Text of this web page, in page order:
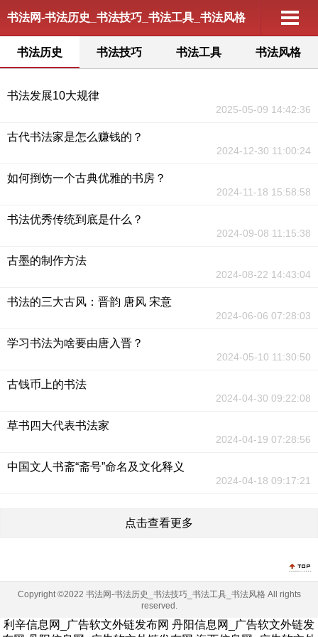
书法网-书法历史_书法技巧_书法工具_书法风格
书法历史 书法技巧 书法工具 书法风格
书法发展10大规律
2025-05-09 14:42:36
古代书法家是怎么赚钱的？
2024-12-30 11:00:24
如何捯饬一个古典优雅的书房？
2024-11-18 15:58:58
书法优秀传统到底是什么？
2024-09-08 11:15:38
古墨的制作方法
2024-08-22 14:43:04
书法的三大古风：晋韵 唐风 宋意
2024-06-06 07:28:03
学习书法为啥要由唐入晋？
2024-05-10 11:30:50
古钱币上的书法
2024-04-30 09:22:08
草书四大代表书法家
2024-04-19 07:28:56
中国文人书斋“斋号”命名及文化释义
2024-04-18 09:17:21
点击查看更多
Copyright ©2022 书法网-书法历史_书法技巧_书法工具_书法风格 All rights
reserved.
利辛信息网_广告软文外链发布网 丹阳信息网_广告软文外链发